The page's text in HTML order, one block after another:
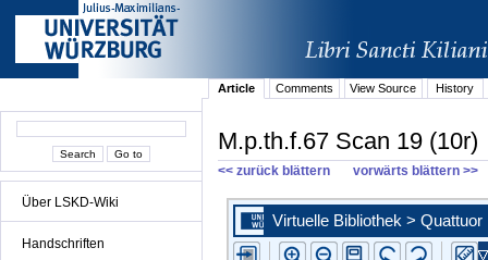
Über LSKD-Wiki
Handschriften
Article Comments View Source History
M.p.th.f.67 Scan 19 (10r)
<< zurück blättern vorwärts blättern >>